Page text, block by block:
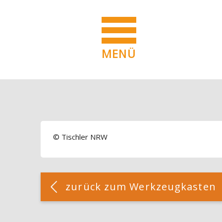
MENÜ
Blöcke
© Tischler NRW
Blöcke
[Cocoon] Custom HTML überspringen
zurück zum Werkzeugkasten